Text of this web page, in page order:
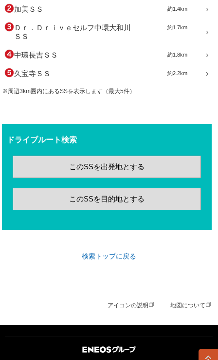
約1.4km
加美ＳＳ
約1.7km
Ｄｒ．Ｄｒｉｖｅセルフ中環大和川
ＳＳ
約1.8km
中環長吉ＳＳ
約2.2km
久宝寺ＳＳ
※周辺3km圏内にあるSSを表示します（最大5件）
ドライブルート検索
このSSを出発地とする
このSSを目的地とする
検索トップに戻る
アイコンの説明 地図について